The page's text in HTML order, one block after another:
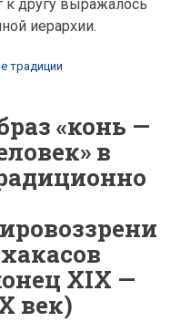
к другу выражалось
иерархии.
традиции
«конь —
в
XIX —
век)